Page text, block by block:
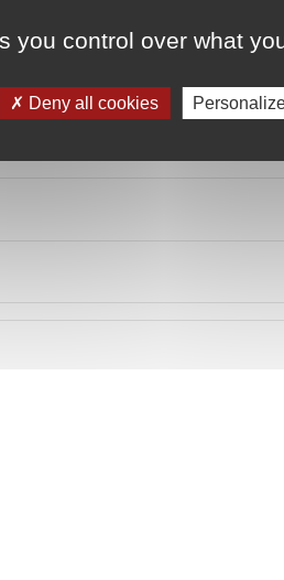
you control over what
Deny all cookies